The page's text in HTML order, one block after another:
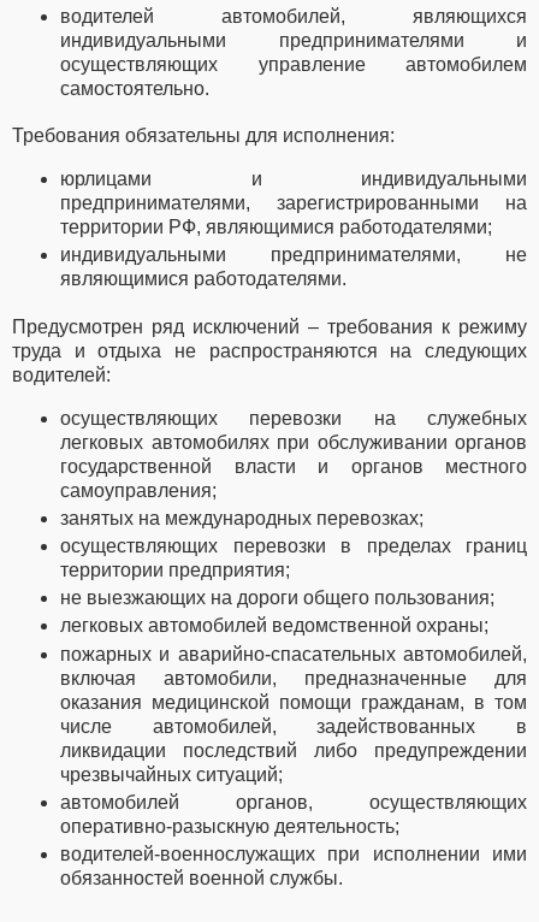
водителей автомобилей, являющихся
индивидуальными предпринимателями и
осуществляющих управление автомобилем
самостоятельно.
Требования обязательны для исполнения:
юрлицами и индивидуальными
предпринимателями, зарегистрированными на
территории РФ, являющимися работодателями;
индивидуальными предпринимателями, не
являющимися работодателями.
Предусмотрен ряд исключений – требования к режиму
труда и отдыха не распространяются на следующих
водителей:
осуществляющих перевозки на служебных
легковых автомобилях при обслуживании органов
государственной власти и органов местного
самоуправления;
занятых на международных перевозках;
осуществляющих перевозки в пределах границ
территории предприятия;
не выезжающих на дороги общего пользования;
легковых автомобилей ведомственной охраны;
пожарных и аварийно-спасательных автомобилей,
включая автомобили, предназначенные для
оказания медицинской помощи гражданам, в том
числе автомобилей, задействованных в
ликвидации последствий либо предупреждении
чрезвычайных ситуаций;
автомобилей органов, осуществляющих
оперативно-разыскную деятельность;
водителей-военнослужащих при исполнении ими
обязанностей военной службы.